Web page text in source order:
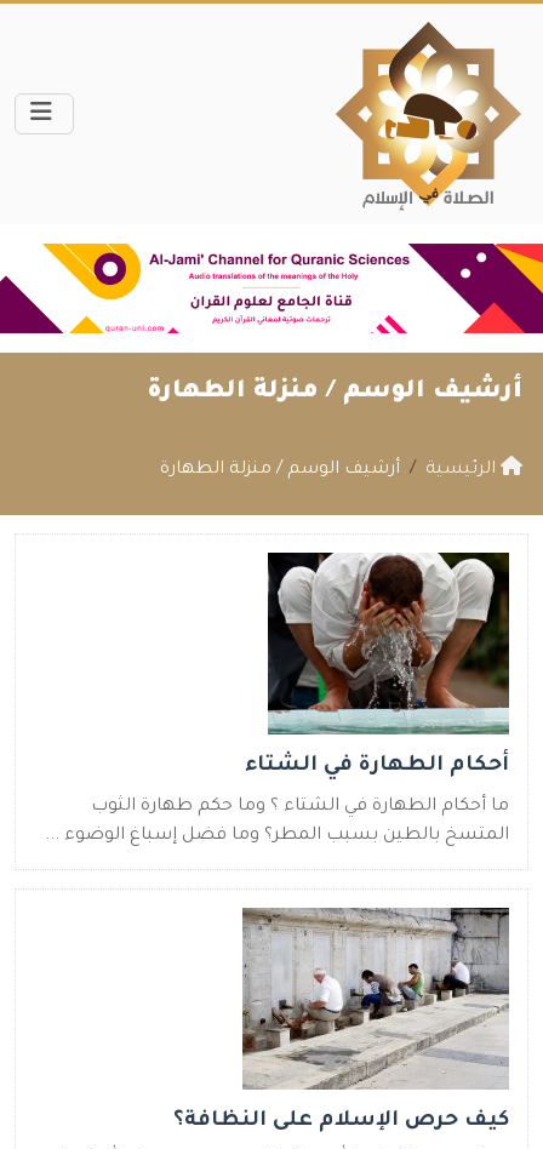
أرشيف الوسم / منزلة الطهارة
الرئيسية أرشيف الوسم / منزلة الطهارة
أحكام الطهارة في الشتاء
ما أحكام الطهارة في الشتاء ؟ وما حكم طهارة الثوب
المتسخ بالطين بسبب المطر؟ وما فضل إسباغ الوضوء ...
كيف حرص الإسلام على النظافة؟